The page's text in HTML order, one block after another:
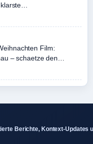
gesehen habe.
Film:
– schaetze den
Berichte, Kontext-Updates